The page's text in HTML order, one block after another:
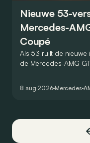
Nieuwe 53-
Mercedes-
Coupé
Als 53 ruilt de nieuwe
de Mercedes-AMG
8 aug 2026 Mercedes